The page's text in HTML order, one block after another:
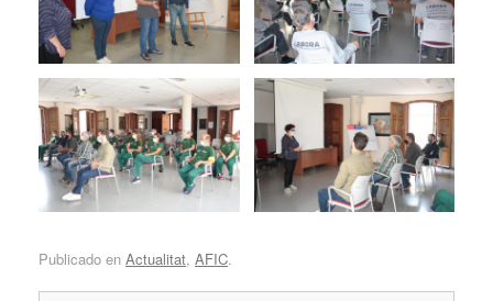
Publicado en Actualitat, AFIC.